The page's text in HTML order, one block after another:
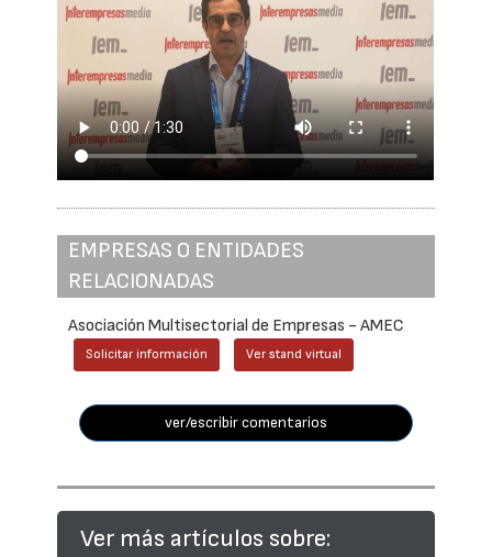
EMPRESAS O ENTIDADES
RELACIONADAS
Asociación Multisectorial de Empresas - AMEC
Solicitar información Ver stand virtual
ver/escribir comentarios
Ver más artículos sobre: